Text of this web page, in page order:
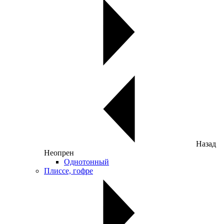
Назад
Неопрен
Однотонный
Плиссе, гофре